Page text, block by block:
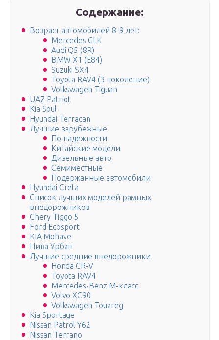
Содержание:
Возраст автомобилей 8-9 лет:
Mercedes GLK
Audi Q5 (8R)
BMW X1 (E84)
Suzuki SX4
Toyota RAV4 (3 поколение)
Volkswagen Tiguan
UAZ Patriot
Kia Soul
Hyundai Terracan
Лучшие зарубежные
По надежности
Китайские модели
Дизельные авто
Семиместные
Подержанные автомобили
Hyundai Creta
Список лучших моделей рамных
внедорожников
Chery Tiggo 5
Ford Ecosport
KIA Mohave
Нива Урбан
Лучшие средние внедорожники
Honda CR-V
Toyota RAV4
Mercedes-Benz M-класс
Volvo XC90
Volkswagen Touareg
Kia Sportage
Nissan Patrol Y62
Nissan Terrano